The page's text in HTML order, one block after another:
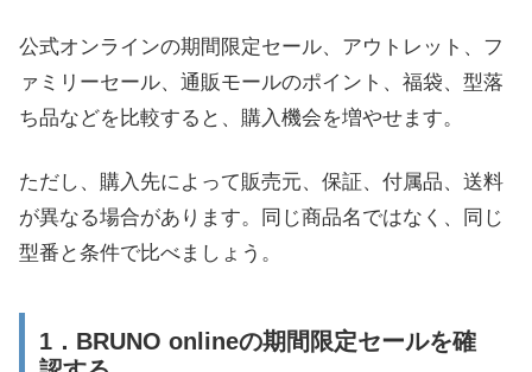
公式オンラインの期間限定セール、アウトレット、フ
ァミリーセール、通販モールのポイント、福袋、型落
ち品などを比較すると、購入機会を増やせます。
ただし、購入先によって販売元、保証、付属品、送料
が異なる場合があります。同じ商品名ではなく、同じ
型番と条件で比べましょう。
1．BRUNO onlineの期間限定セールを確